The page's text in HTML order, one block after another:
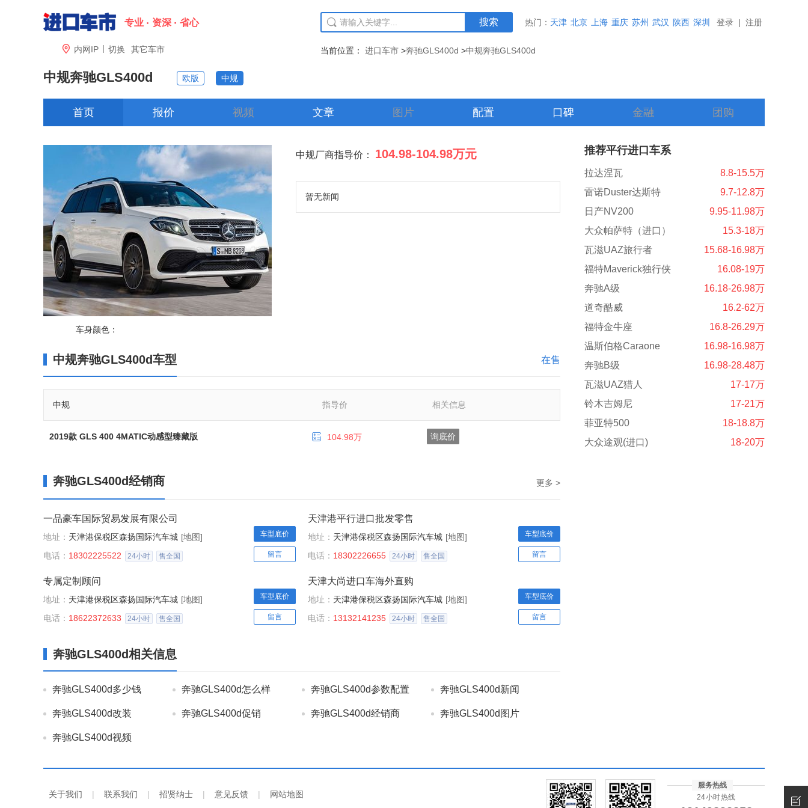
专业 资深 省心
 内网IP | 切换 其它车市
搜索 热门： 天津 北京 上海 重庆 苏州 武汉 陕西 深圳 登录 | 注册
当前位置： 进口车市 >奔驰GLS400d >中规奔驰GLS400d
中规奔驰GLS400d 欧版 中规
首页 报价 视频 文章 图片 配置 口碑 金融 团购
车身颜色：
中规厂商指导价： 104.98-104.98万元
暂无新闻
中规奔驰GLS400d车型 在售
中规 指导价 相关信息
2019款 GLS 400 4MATIC动感型臻藏版  104.98万 询底价
奔驰GLS400d经销商 更多 >
一品豪车国际贸易发展有限公司
地址： 天津港保税区森扬国际汽车城 [地图]
电话： 18302225522 24小时 售全国
车型底价
留言
天津港平行进口批发零售
地址： 天津港保税区森扬国际汽车城 [地图]
电话： 18302226655 24小时 售全国
车型底价
留言
专属定制顾问
地址： 天津港保税区森扬国际汽车城 [地图]
电话： 18622372633 24小时 售全国
车型底价
留言
天津大尚进口车海外直购
地址： 天津港保税区森扬国际汽车城 [地图]
电话： 13132141235 24小时 售全国
车型底价
留言
奔驰GLS400d相关信息
奔驰GLS400d多少钱 奔驰GLS400d怎么样 奔驰GLS400d参数配置 奔驰GLS400d新闻
奔驰GLS400d改装 奔驰GLS400d促销 奔驰GLS400d经销商 奔驰GLS400d图片
奔驰GLS400d视频
推荐平行进口车系
拉达涅瓦
8.8-15.5万
雷诺Duster达斯特
9.7-12.8万
日产NV200
9.95-11.98万
大众帕萨特（进口）
15.3-18万
瓦滋UAZ旅行者
15.68-16.98万
福特Maverick独行侠
16.08-19万
奔驰A级
16.18-26.98万
道奇酷威
16.2-62万
福特金牛座
16.8-26.29万
温斯伯格Caraone
16.98-16.98万
奔驰B级
16.98-28.48万
瓦滋UAZ猎人
17-17万
铃木吉姆尼
17-21万
菲亚特500
18-18.8万
大众途观(进口)
18-20万
关于我们 | 联系我们 | 招贤纳士 | 意见反馈 |
网站地图
服务热线
24小时热线
